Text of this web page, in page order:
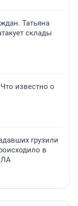
Татьяна
склады
известно о
грузили
в